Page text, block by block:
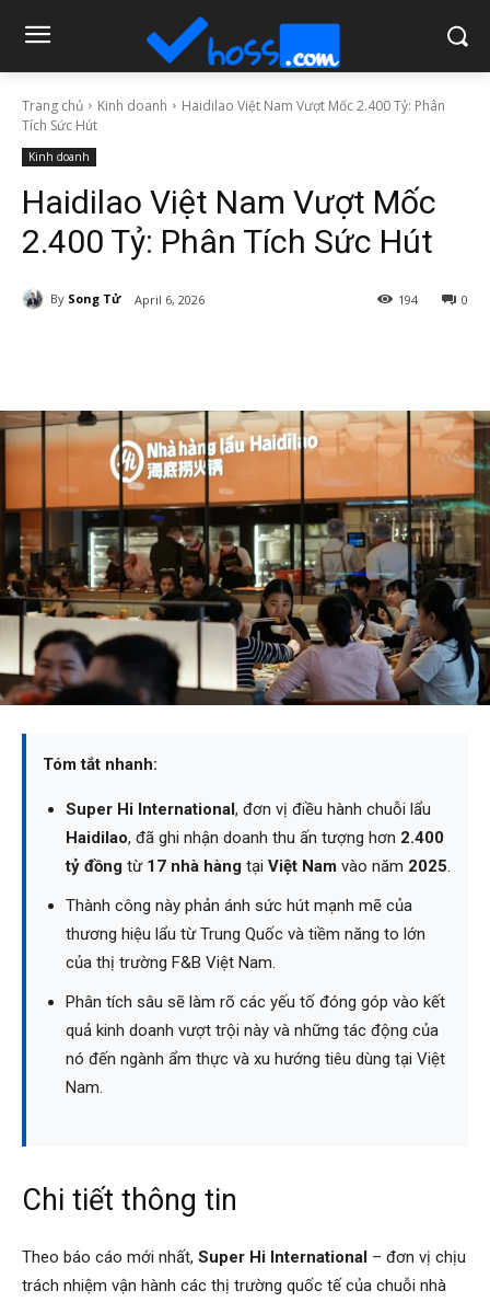
Trang chủ Kinh doanh
Haidilao Việt Nam Vượt Mốc 2.400 Tỷ: Phân
Tích Sức Hút
Kinh doanh
Haidilao Việt Nam Vượt Mốc
2.400 Tỷ: Phân Tích Sức Hút
By Song Tử April 6, 2026 0
194
Tóm tắt nhanh:
Super Hi International, đơn vị điều hành chuỗi lẩu
Haidilao, đã ghi nhận doanh thu ấn tượng hơn 2.400
tỷ đồng từ 17 nhà hàng tại Việt Nam vào năm 2025.
Thành công này phản ánh sức hút mạnh mẽ của
thương hiệu lẩu từ Trung Quốc và tiềm năng to lớn
của thị trường F&B Việt Nam.
Phân tích sâu sẽ làm rõ các yếu tố đóng góp vào kết
quả kinh doanh vượt trội này và những tác động của
nó đến ngành ẩm thực và xu hướng tiêu dùng tại Việt
Nam.
Chi tiết thông tin
Theo báo cáo mới nhất, Super Hi International – đơn vị chịu
trách nhiệm vận hành các thị trường quốc tế của chuỗi nhà